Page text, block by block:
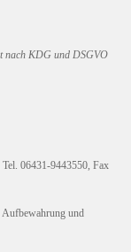
nach KDG und DSGVO
06431-9443550, Fax
Aufbewahrung und